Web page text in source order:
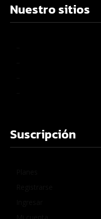
Nuestro sitios
Suscripción